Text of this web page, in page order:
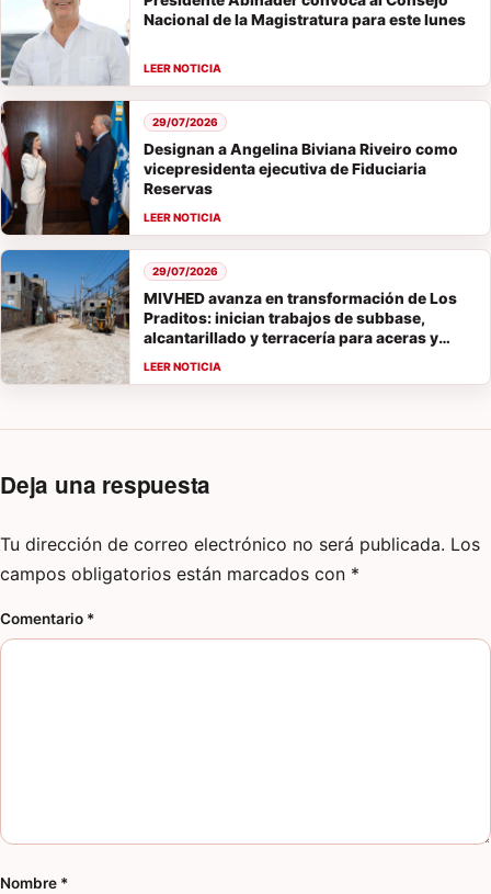
Nacional de la Magistratura para este lunes
Designan a Angelina Biviana Riveiro como
vicepresidenta ejecutiva de Fiduciaria
Reservas
29/07/2026
MIVHED avanza en transformación de Los
Praditos: inician trabajos de subbase,
alcantarillado y terracería para aceras y
29/07/2026
Deja una respuesta
Tu dirección de correo electrónico no será publicada. Los
campos obligatorios están marcados con *
Comentario *
Nombre *